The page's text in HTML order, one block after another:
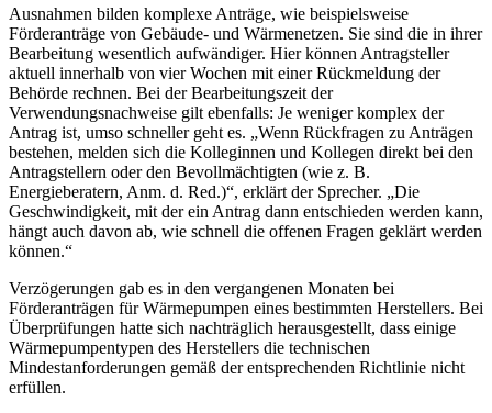
Ausnahmen bilden komplexe Anträge, wie beispielsweise
Förderanträge von Gebäude- und Wärmenetzen. Sie sind die in ihrer
Bearbeitung wesentlich aufwändiger. Hier können Antragsteller
aktuell innerhalb von vier Wochen mit einer Rückmeldung der
Behörde rechnen. Bei der Bearbeitungszeit der
Verwendungsnachweise gilt ebenfalls: Je weniger komplex der
Antrag ist, umso schneller geht es. „Wenn Rückfragen zu Anträgen
bestehen, melden sich die Kolleginnen und Kollegen direkt bei den
Antragstellern oder den Bevollmächtigten (wie z. B.
Energieberatern, Anm. d. Red.)“, erklärt der Sprecher. „Die
Geschwindigkeit, mit der ein Antrag dann entschieden werden kann,
hängt auch davon ab, wie schnell die offenen Fragen geklärt werden
können.“
Verzögerungen gab es in den vergangenen Monaten bei
Förderanträgen für Wärmepumpen eines bestimmten Herstellers. Bei
Überprüfungen hatte sich nachträglich herausgestellt, dass einige
Wärmepumpentypen des Herstellers die technischen
Mindestanforderungen gemäß der entsprechenden Richtlinie nicht
erfüllen.